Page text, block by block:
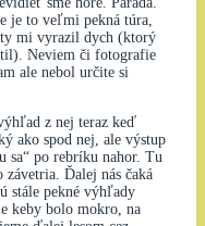
je to veľmi pekná túra,
mi vyrazil dych (ktorý
Neviem či fotografie
ale nebol určite si
z nej teraz keď
ako spod nej, ale výstup
sa“ po rebríku nahor. Tu
Ďalej nás čaká
stále pekné výhľady
keby bolo mokro, na